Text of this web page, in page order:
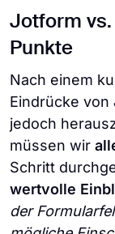
Jotform
Punkte
Nach einem
Eindrücke von
jedoch
müssen wir
Schritt
wertvolle
der